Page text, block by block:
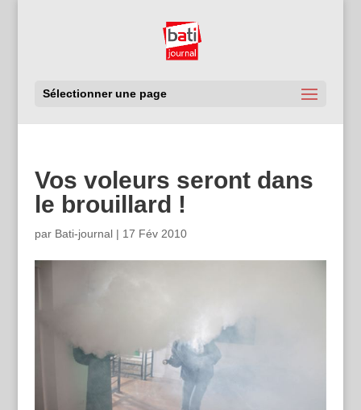
Sélectionner une page
Vos voleurs seront dans
le brouillard !
par Bati-journal| 17 Fév 2010